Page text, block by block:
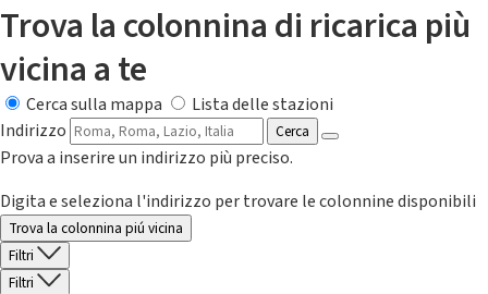
Trova la colonnina di ricarica più
vicina a te
Cerca sulla mappa
Lista delle stazioni
Indirizzo
Cerca
Prova a inserire un indirizzo più preciso.
Digita e seleziona l'indirizzo per trovare le colonnine disponibili
Trova la colonnina piú vicina
Filtri
Filtri